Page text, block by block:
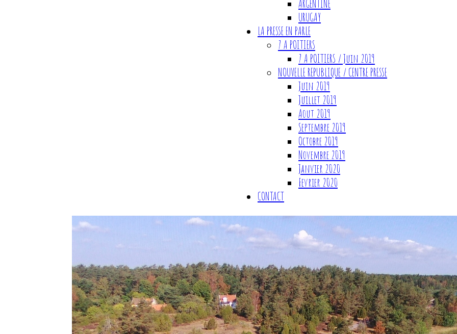
ARGENTINE
URUGAY
LA PRESSE EN PARLE
7 A POITIERS
7 A POITIERS / Juin 2019
NOUVELLE REPUBLIQUE / CENTRE PRESSE
Juin 2019
Juillet 2019
Aout 2019
Septembre 2019
Octobre 2019
Novembre 2019
Janvier 2020
Fevrier 2020
CONTACT